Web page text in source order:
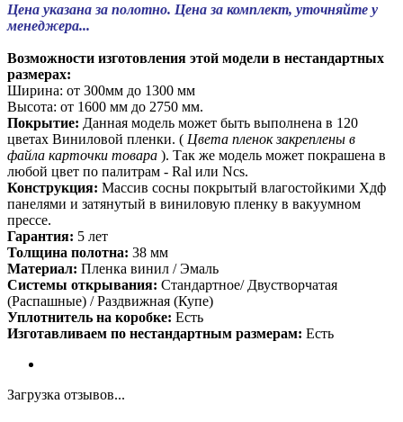
Цена указана за полотно. Цена за комплект, уточняйте у
менеджера...
Возможности изготовления этой модели в нестандартных
размерах:
Ширина: от 300мм до 1300 мм
Высота: от 1600 мм до 2750 мм.
Покрытие: Данная модель может быть выполнена в 120
цветах Виниловой пленки. ( Цвета пленок закреплены в
файла карточки товара ). Так же модель может покрашена в
любой цвет по палитрам - Ral или Ncs.
Конструкция: Массив сосны покрытый влагостойкими Хдф
панелями и затянутый в виниловую пленку в вакуумном
прессе.
Гарантия: 5 лет
Толщина полотна: 38 мм
Материал: Пленка винил / Эмаль
Системы открывания: Стандартное/ Двустворчатая
(Распашные) / Раздвижная (Купе)
Уплотнитель на коробке: Есть
Изготавливаем по нестандартным размерам: Есть
Загрузка отзывов...